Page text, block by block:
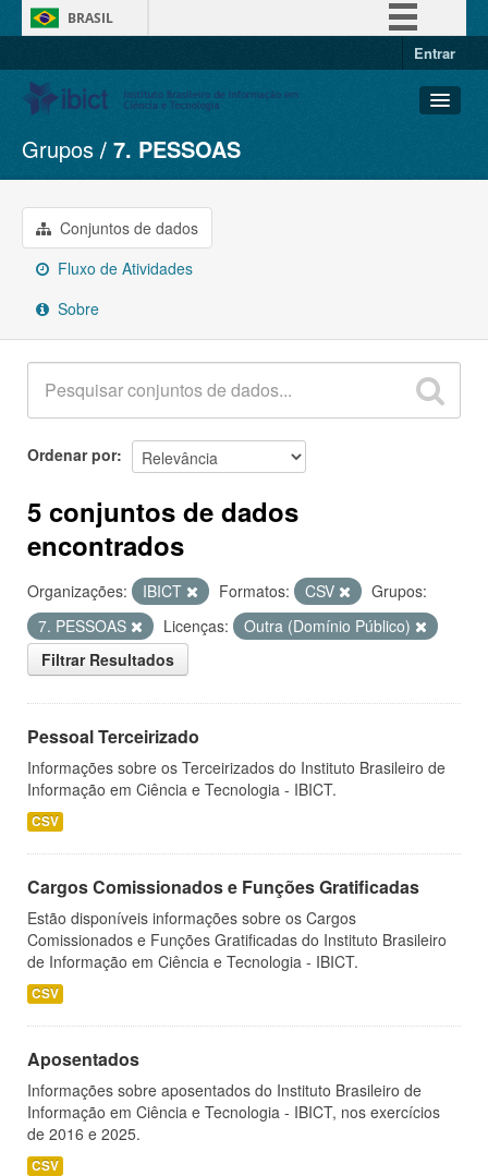
BRASIL
Entrar
Conjuntos de dados
Organizações
Grupos
Sobre
Grupos 7. PESSOAS
Conjuntos de dados
Fluxo de Atividades
Sobre
Ordenar por
5 conjuntos de dados
encontrados
Organizações: IBICT Formatos: CSV
Grupos:
7. PESSOAS
Licenças:
Outra (Domínio Público)
Filtrar Resultados
Pessoal Terceirizado
Informações sobre os Terceirizados do Instituto Brasileiro de
Informação em Ciência e Tecnologia - IBICT.
CSV
Cargos Comissionados e Funções Gratificadas
Estão disponíveis informações sobre os Cargos
Comissionados e Funções Gratificadas do Instituto Brasileiro
de Informação em Ciência e Tecnologia - IBICT.
CSV
Aposentados
Informações sobre aposentados do Instituto Brasileiro de
Informação em Ciência e Tecnologia - IBICT, nos exercícios
de 2016 e 2025.
CSV